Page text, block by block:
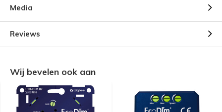
Media
Reviews
Wij bevelen ook aan